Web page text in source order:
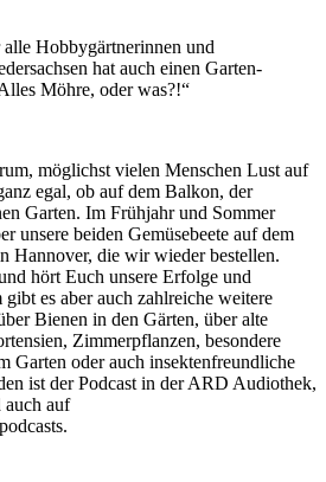
Hobbygärtnerinnen und
hat auch einen Garten-
Möhre, oder was?!“
möglichst vielen Menschen Lust auf
egal, ob auf dem Balkon, der
Garten. Im Frühjahr und Sommer
unsere beiden Gemüsebeete auf dem
Hannover, die wir wieder bestellen.
hört Euch unsere Erfolge und
es aber auch zahlreiche weitere
Bienen in den Gärten, über alte
Zimmerpflanzen, besondere
Garten oder auch insektenfreundliche
ist der Podcast in der ARD Audiothek,
auch auf